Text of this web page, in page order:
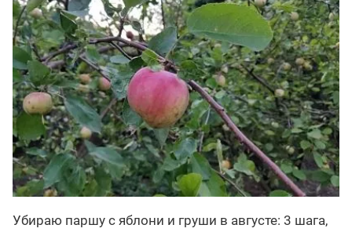
Убираю паршу с яблони и груши в августе: 3 шага,